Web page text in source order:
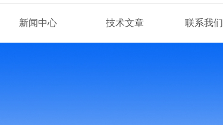
新闻中心 技术文章 联系我们